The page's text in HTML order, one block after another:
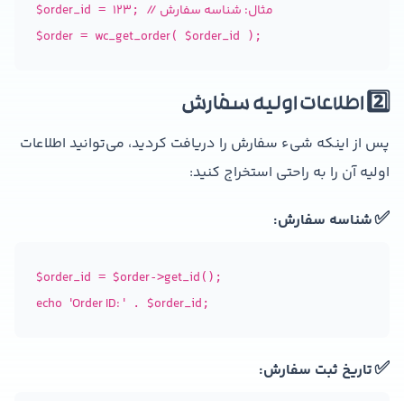
$order_id = 123 ;
// مثال: شناسه سفارش
$order = wc_get_order( $order_id );
2️⃣ اطلاعات اولیه سفارش
پس از اینکه شیء سفارش را دریافت کردید، می‌توانید اطلاعات
اولیه آن را به راحتی استخراج کنید:
✅شناسه سفارش:
$order_id = $order->get_id
echo 'Order ID: ' . $order_id
✅تاریخ ثبت سفارش: